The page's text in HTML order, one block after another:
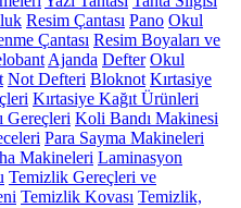
Resim Çantası Pano Okul
Çantası Resim Boyaları ve
Ajanda Defter Okul
Not Defteri Bloknot Kırtasiye
Kırtasiye Kağıt Ürünleri
Gereçleri Koli Bandı Makinesi
Para Sayma Makineleri
Makineleri Laminasyon
Temizlik Gereçleri ve
Temizlik Kovası Temizlik,